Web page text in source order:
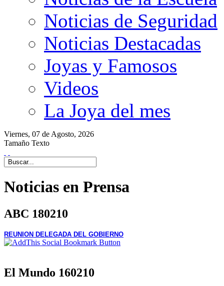
Noticias de Seguridad
Noticias Destacadas
Joyas y Famosos
Videos
La Joya del mes
Viernes, 07 de Agosto, 2026
Tamaño Texto
Noticias en Prensa
ABC 180210
REUNION DELEGADA DEL GOBIERNO
El Mundo 160210